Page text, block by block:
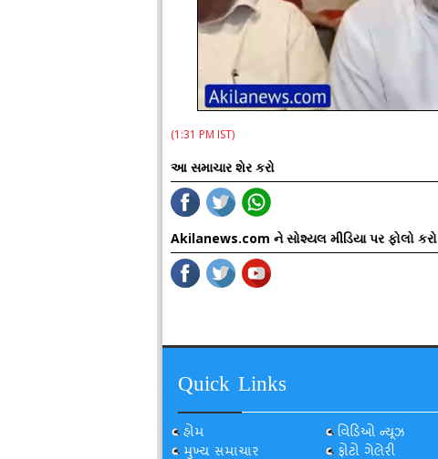
(1:31 PM IST)
આ સમાચાર શેર કરો
Akilanews.com ને સોશ્યલ મીડિયા પર ફોલો કરો
Quick Links
હોમ
મુખ્ય સમાચાર
વિડિઓ ન્યૂઝ
ફોટો ગેલેરી